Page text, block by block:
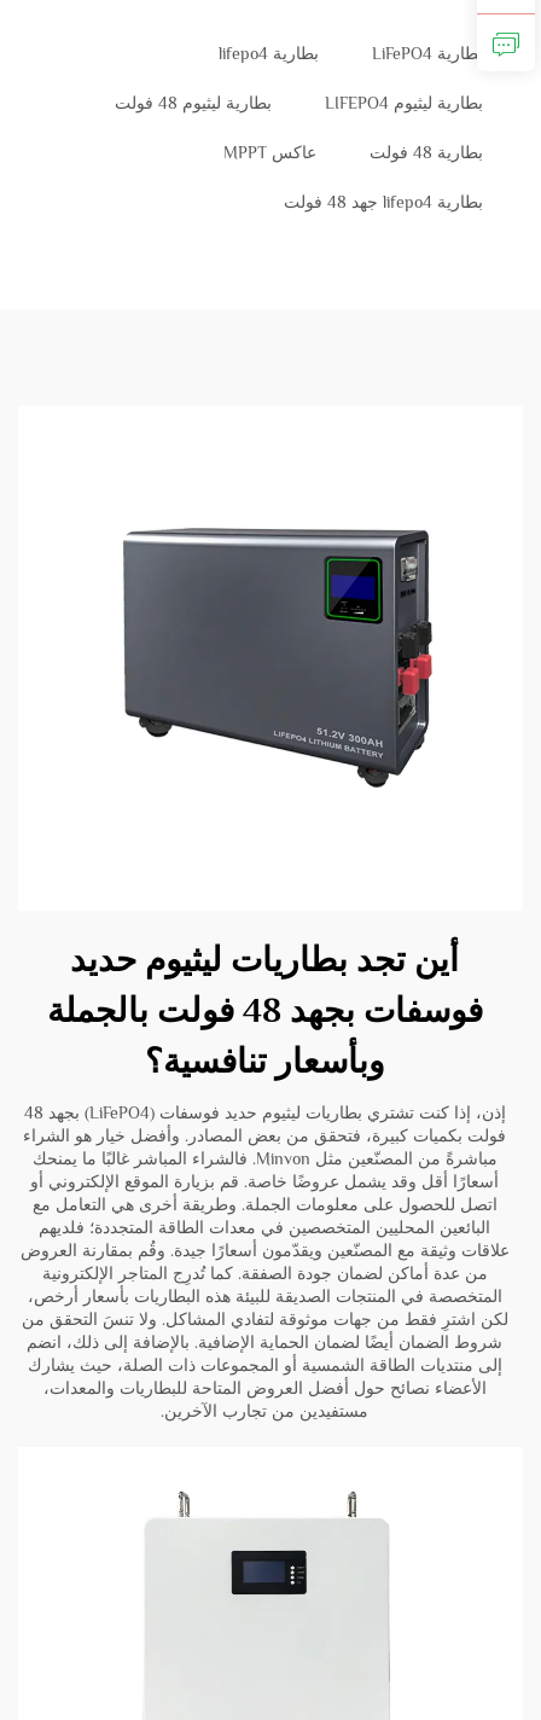
بطارية LiFePO4 بطارية lifepo4
بطارية ليثيوم LIFEPO4 بطارية ليثيوم 48 فولت
بطارية 48 فولت عاكس MPPT
بطارية lifepo4 جهد 48 فولت
أين تجد بطاريات ليثيوم حديد
فوسفات بجهد 48 فولت بالجملة
وبأسعار تنافسية؟
إذن، إذا كنت تشتري بطاريات ليثيوم حديد فوسفات (LiFePO4) بجهد 48
فولت بكميات كبيرة، فتحقق من بعض المصادر. وأفضل خيار هو الشراء
مباشرةً من المصنّعين مثل Minvon. فالشراء المباشر غالبًا ما يمنحك
أسعارًا أقل وقد يشمل عروضًا خاصة. قم بزيارة الموقع الإلكتروني أو
اتصل للحصول على معلومات الجملة. وطريقة أخرى هي التعامل مع
البائعين المحليين المتخصصين في معدات الطاقة المتجددة؛ فلديهم
علاقات وثيقة مع المصنّعين ويقدّمون أسعارًا جيدة. وقُم بمقارنة العروض
من عدة أماكن لضمان جودة الصفقة. كما تُدرِج المتاجر الإلكترونية
المتخصصة في المنتجات الصديقة للبيئة هذه البطاريات بأسعار أرخص،
لكن اشترِ فقط من جهات موثوقة لتفادي المشاكل. ولا تنسَ التحقق من
شروط الضمان أيضًا لضمان الحماية الإضافية. بالإضافة إلى ذلك، انضم
إلى منتديات الطاقة الشمسية أو المجموعات ذات الصلة، حيث يشارك
الأعضاء نصائح حول أفضل العروض المتاحة للبطاريات والمعدات،
مستفيدين من تجارب الآخرين.